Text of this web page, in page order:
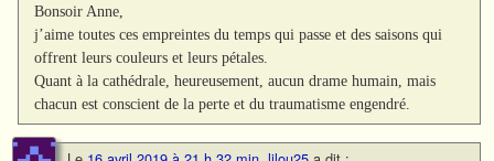
Bonsoir Anne,
j’aime toutes ces empreintes du temps qui passe et des saisons qui
offrent leurs couleurs et leurs pétales.
Quant à la cathédrale, heureusement, aucun drame humain, mais
chacun est conscient de la perte et du traumatisme engendré.